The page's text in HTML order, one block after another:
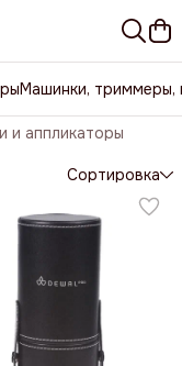
Машинки, триммеры,
и аппликаторы
Сортировка